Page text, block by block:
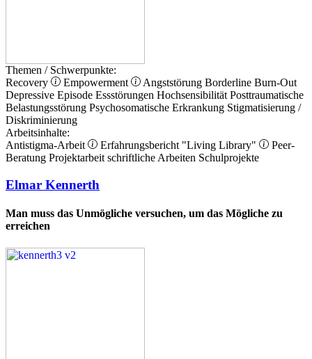
Themen / Schwerpunkte:
Recovery
Empowerment Angststörung Borderline Burn-Out
Depressive Episode Essstörungen Hochsensibilität Posttraumatische
Belastungsstörung Psychosomatische Erkrankung Stigmatisierung /
Diskriminierung
Arbeitsinhalte:
Antistigma-Arbeit
Erfahrungsbericht "Living Library"
Peer-
Beratung Projektarbeit schriftliche Arbeiten Schulprojekte
Elmar Kennerth
Man muss das Unmögliche versuchen, um das Mögliche zu
erreichen